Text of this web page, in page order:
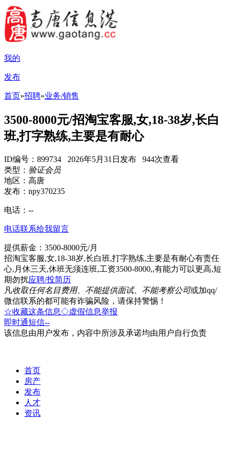
我的
发布
首页»招聘»业务/销售
3500-8000元/招淘宝客服,女,18-38岁,长白
班,打字熟练,主要是有耐心
ID编号：899734 2026年5月31日发布 944次查看
类型： 验证会员
地区：高唐
发布：npy370235
电话： --
电话联系给我留言
提供薪金：3500-8000元/月
招淘宝客服,女,18-38岁,长白班,打字熟练,主要是有耐心有责任
心,月休三天,休班无须连班,工资3500-8000,,有能力可以更高,短
期勿扰应聘/投简历
凡收取任何名目费用、不能提供面试、不能考察公司或加qq/
微信联系的都可能有诈骗风险，请保持警惕！
☆收藏这条信息◇虚假信息举报
即时通短信--
该信息由用户发布，内容中所涉及承诺均由用户自行负责
首页
房产
发布
人才
资讯